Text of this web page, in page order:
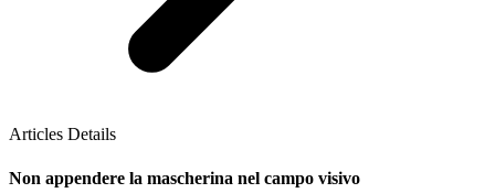
Articles Details
Non appendere la mascherina nel campo visivo